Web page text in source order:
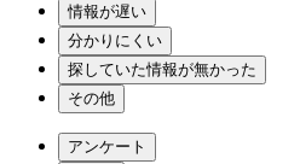
情報が遅い
分かりにくい
探していた情報が無かった
その他
アンケート